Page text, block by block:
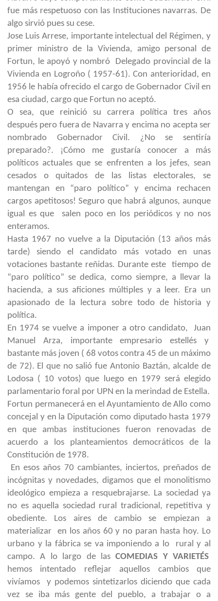
fue más respetuoso con las Instituciones navarras. De
algo sirvió pues su cese.
Jose Luis Arrese, importante intelectual del Régimen, y
primer ministro de la Vivienda, amigo personal de
Fortun, le apoyó y nombró Delegado provincial de la
Vivienda en Logroño ( 1957-61). Con anterioridad, en
1956 le había ofrecido el cargo de Gobernador Civil en
esa ciudad, cargo que Fortun no aceptó.
O sea, que reinició su carrera política tres años
después pero fuera de Navarra y encima no acepta ser
nombrado Gobernador Civil. ¿No se sentiría
preparado?. ¡Cómo me gustaría conocer a más
políticos actuales que se enfrenten a los jefes, sean
cesados o quitados de las listas electorales, se
mantengan en “paro político” y encima rechacen
cargos apetitosos! Seguro que habrá algunos, aunque
igual es que salen poco en los periódicos y no nos
enteramos.
Hasta 1967 no vuelve a la Diputación (13 años más
tarde) siendo el candidato más votado en unas
votaciones bastante reñidas. Durante este tiempo de
“paro político” se dedica, como siempre, a llevar la
hacienda, a sus aficiones múltiples y a leer. Era un
apasionado de la lectura sobre todo de historia y
política.
En 1974 se vuelve a imponer a otro candidato, Juan
Manuel Arza, importante empresario estellés y
bastante más joven ( 68 votos contra 45 de un máximo
de 72). El que no salió fue Antonio Baztán, alcalde de
Lodosa ( 10 votos) que luego en 1979 será elegido
parlamentario foral por UPN en la merindad de Estella.
Fortun permanecerá en el Ayuntamiento de Allo como
concejal y en la Diputación como diputado hasta 1979
en que ambas instituciones fueron renovadas de
acuerdo a los planteamientos democráticos de la
Constitución de 1978.
En esos años 70 cambiantes, inciertos, preñados de
incógnitas y novedades, digamos que el monolitismo
ideológico empieza a resquebrajarse. La sociedad ya
no es aquella sociedad rural tradicional, repetitiva y
obediente. Los aires de cambio se empiezan a
materializar en los años 60 y no paran hasta hoy. Lo
urbano y la fábrica se va imponiendo a lo rural y al
campo. A lo largo de lasCOMEDIAS Y VARIETÉS
hemos intentado reflejar aquellos cambios que
vivíamos y podemos sintetizarlos diciendo que cada
vez se iba más gente del pueblo, a trabajar o a